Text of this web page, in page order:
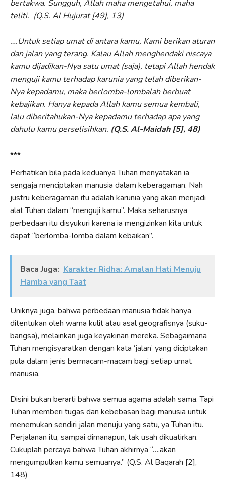
bertakwa. Sungguh, Allah maha mengetahui, maha
teliti. (Q.S. Al Hujurat [49], 13)
….Untuk setiap umat di antara kamu, Kami berikan aturan
dan jalan yang terang. Kalau Allah menghendaki niscaya
kamu dijadikan-Nya satu umat (saja), tetapi Allah hendak
menguji kamu terhadap karunia yang telah diberikan-
Nya kepadamu, maka berlomba-lombalah berbuat
kebajikan. Hanya kepada Allah kamu semua kembali,
lalu diberitahukan-Nya kepadamu terhadap apa yang
dahulu kamu perselisihkan. (Q.S. Al-Maidah [5], 48)
***
Perhatikan bila pada keduanya Tuhan menyatakan ia
sengaja menciptakan manusia dalam keberagaman. Nah
justru keberagaman itu adalah karunia yang akan menjadi
alat Tuhan dalam “menguji kamu”. Maka seharusnya
perbedaan itu disyukuri karena ia mengizinkan kita untuk
dapat “berlomba-lomba dalam kebaikan”.
Baca Juga: Karakter Ridha: Amalan Hati Menuju
Hamba yang Taat
Uniknya juga, bahwa perbedaan manusia tidak hanya
ditentukan oleh warna kulit atau asal geografisnya (suku-
bangsa), melainkan juga keyakinan mereka. Sebagaimana
Tuhan mengisyaratkan dengan kata ‘jalan’ yang diciptakan
pula dalam jenis bermacam-macam bagi setiap umat
manusia.
Disini bukan berarti bahwa semua agama adalah sama. Tapi
Tuhan memberi tugas dan kebebasan bagi manusia untuk
menemukan sendiri jalan menuju yang satu, ya Tuhan itu.
Perjalanan itu, sampai dimanapun, tak usah dikuatirkan.
Cukuplah percaya bahwa Tuhan akhirnya “….akan
mengumpulkan kamu semuanya.” (Q.S. Al Baqarah [2],
148)